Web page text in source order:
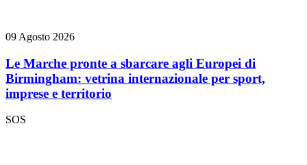
09 Agosto 2026
Le Marche pronte a sbarcare agli Europei di
Birmingham: vetrina internazionale per sport,
imprese e territorio
SOS